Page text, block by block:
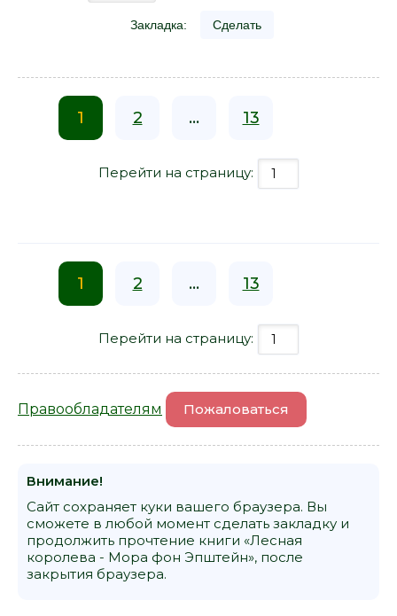
Закладка: Сделать
1 2 ... 13
Перейти на страницу:
1 2 ... 13
Перейти на страницу:
Правообладателям Пожаловаться
Внимание!
Сайт сохраняет куки вашего браузера. Вы
сможете в любой момент сделать закладку и
продолжить прочтение книги «Лесная
королева - Мора фон Эпштейн», после
закрытия браузера.